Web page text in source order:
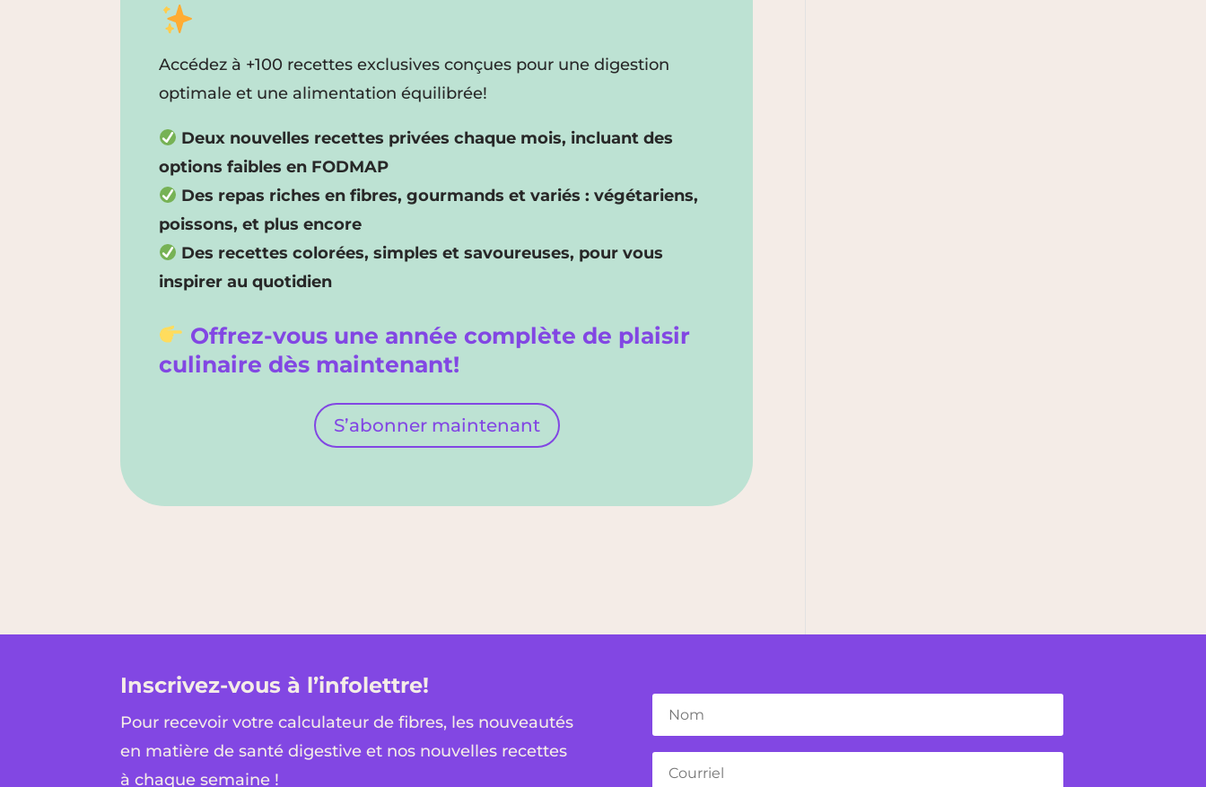
Accédez à +100 recettes exclusives conçues pour une digestion
optimale et une alimentation équilibrée!
Deux nouvelles recettes privées chaque mois, incluant des
options faibles en FODMAP
Des repas riches en fibres, gourmands et variés : végétariens,
poissons, et plus encore
Des recettes colorées, simples et savoureuses, pour vous
inspirer au quotidien
Offrez-vous une année complète de plaisir
culinaire dès maintenant!
S’abonner maintenant
Inscrivez-vous à l’infolettre!
Pour recevoir votre calculateur de fibres, les nouveautés
en matière de santé digestive et nos nouvelles recettes
à chaque semaine !